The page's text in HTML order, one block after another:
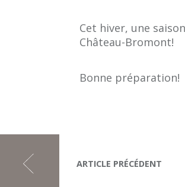
Cet hiver, une
Château-Bromont!
Bonne préparation!
ARTICLE PRÉCÉDENT